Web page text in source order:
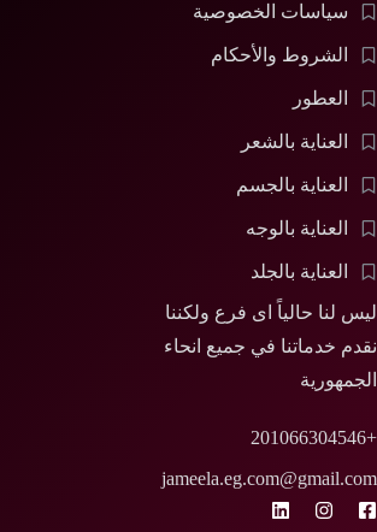
سياسات الخصوصية
الشروط والأحكام
العطور
العناية بالشعر
العناية بالجسم
العناية بالوجه
العناية بالجلد
ليس لنا حالياً اى فرع ولكننا
نقدم خدماتنا في جميع انحاء
الجمهورية
+201066304546
jameela.eg.com@gmail.com